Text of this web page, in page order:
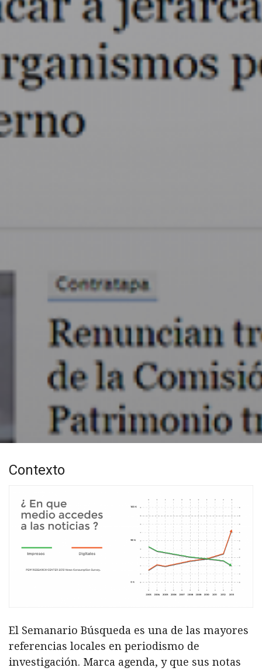
Contexto
El Semanario Búsqueda es una de las mayores
referencias locales en periodismo de
investigación. Marca agenda, y que sus notas